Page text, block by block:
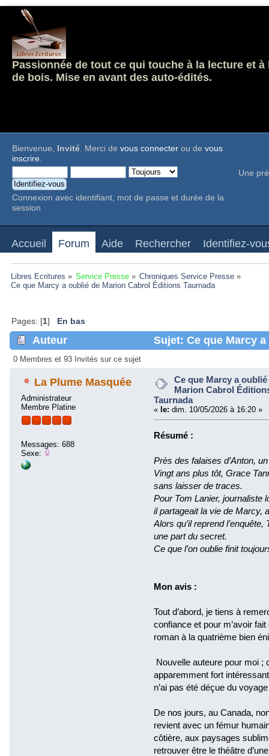
Passionnée de tout ce qui touche à la lecture et
de bois. Mise en avant des auto-édités.
Bienvenue, Invité. Merci de vous connecter ou de vous
inscrire.
Connexion avec identifiant, mot de passe et durée de la
session
Une
Accueil Forum Aide Rechercher Identifiez-
Libres Ecritures » Service Presse» Chroniques Service Presse »
Ce que Marcy a oublié de Marion Cabrol Éditions Taurnada
Pages: [1] En bas
Auteur
Sujet: Ce que Marcy
Taurnada (Lu 290922 fois)
0 Membres et 93 Invités sur ce sujet
La Plume Masquée
Administrateur
Membre Platine
Messages: 688
Sexe:
Ce que Marcy a oublié
Marion Cabrol
Taurnada
« le: dim. 10/05/2026 à 16:20 »
Résumé :
Près des falaises d’Anton,
Vingt ans plus tôt, Grace
sans laisser de traces.
Pour Tom Lanier, journaliste
il partageait la vie de Marcy,
Alors qu’il reprend
une part du secret.
Ce que l’on oublie finit
Mon avis :
Tout d’abord, je tiens à
confiance et pour m’avoir
roman à la quatrième bien
Nouvelle auteure pour moi ;
apparemment fort
n’ai pas été déçue du
De nos jours, au Canada,
revient avec un fémur
côtière, aux paysages
retrouver être le théâtre